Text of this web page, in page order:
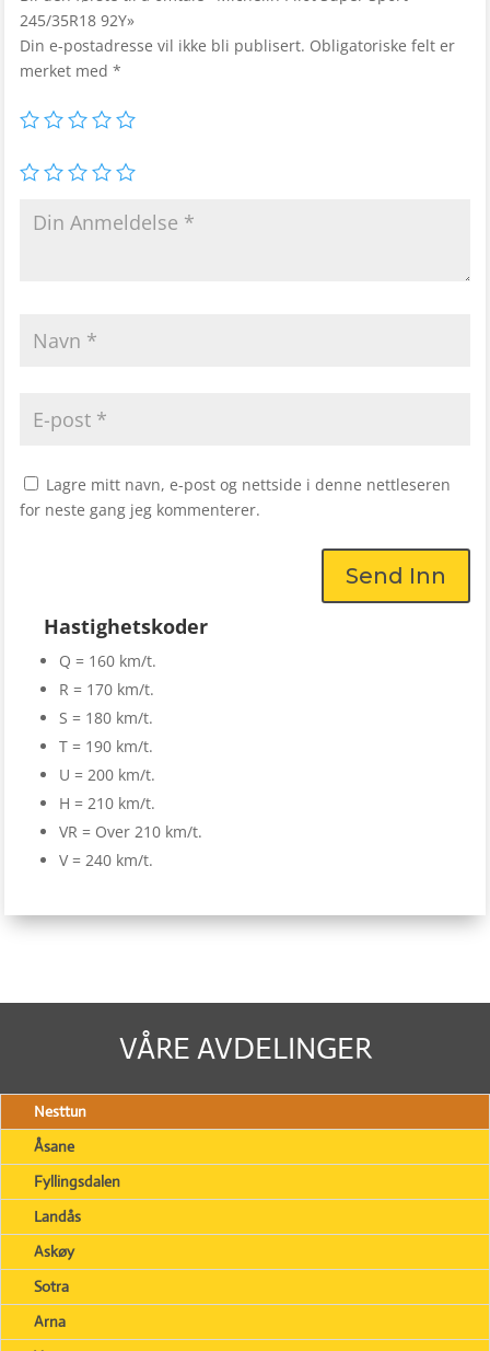
245/35R18 92Y»
Din e-postadresse vil ikke bli publisert. Obligatoriske felt er
merket med *
Lagre mitt navn, e-post og nettside i denne nettleseren
for neste gang jeg kommenterer.
Send Inn
Hastighetskoder
Q = 160 km/t.
R = 170 km/t.
S = 180 km/t.
T = 190 km/t.
U = 200 km/t.
H = 210 km/t.
VR = Over 210 km/t.
V = 240 km/t.
VÅRE AVDELINGER
Nesttun
Åsane
Fyllingsdalen
Landås
Askøy
Sotra
Arna